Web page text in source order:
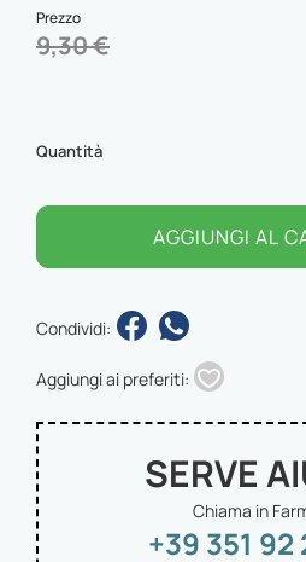
Prezzo
9,30 €
Quantità
AGGIUNGI AL
Condividi:
Aggiungi ai preferiti:
SERVE
Chiama in
+39 351 92